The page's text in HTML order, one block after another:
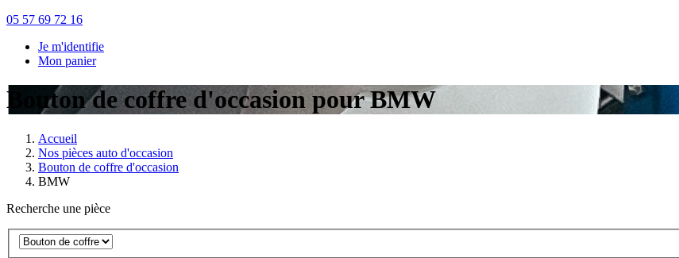
05 57 69 72 16
Je m'identifie
Mon panier
Bouton de coffre d'occasion pour BMW
Accueil
Nos pièces auto d'occasion
Bouton de coffre d'occasion
BMW
Recherche une pièce